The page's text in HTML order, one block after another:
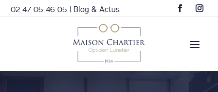
02 47 05 46 05 | Blog & Actus